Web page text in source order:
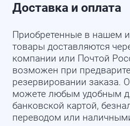
Доставка и оплата
Приобретенные в нашем
товары доставляются
компании или Почтой
возможен при
резервировании заказа.
можете любым удобным
банковской картой,
переводом или